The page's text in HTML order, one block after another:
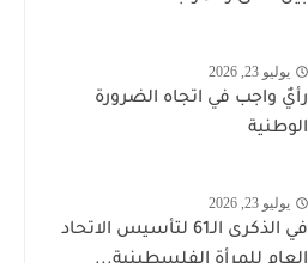
يوليو 23, 2026
رأيٌ واجب في اتجاه الضرورة
الوطنية
يوليو 23, 2026
في الذكرى الـ61 لتأسيس الاتحاد